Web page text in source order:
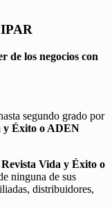
de los negocios con
segundo grado por
y Éxito o ADEN
Revista Vida y Éxito o
ninguna de sus
distribuidores,